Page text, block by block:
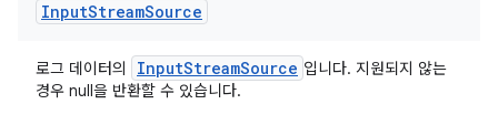
InputStreamSource
로그 데이터의 InputStreamSource 입니다. 지원되지 않는
경우 null을 반환할 수 있습니다.